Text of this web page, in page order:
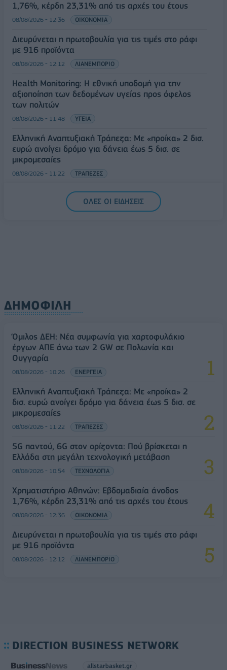
1,76%, κέρδη 23,31% από τις αρχές του έτους
08/08/2026 - 12:36 ΟΙΚΟΝΟΜΙΑ
Διευρύνεται η πρωτοβουλία για τις τιμές στο ράφι
με 916 προϊόντα
08/08/2026 - 12:12 ΛΙΑΝΕΜΠΟΡΙΟ
Health Monitoring: Η εθνική υποδομή για την
αξιοποίηση των δεδομένων υγείας προς όφελος
των πολιτών
08/08/2026 - 11:48 ΥΓΕΙΑ
Ελληνική Αναπτυξιακή Τράπεζα: Με «προίκα» 2 δισ.
ευρώ ανοίγει δρόμο για δάνεια έως 5 δισ. σε
μικρομεσαίες
08/08/2026 - 11:22 ΤΡΑΠΕΖΕΣ
5G παντού, 6G στον ορίζοντα: Πού βρίσκεται η
Ελλάδα στη μεγάλη τεχνολογική μετάβαση
ΟΛΕΣ ΟΙ ΕΙΔΗΣΕΙΣ
ΔΗΜΟΦΙΛΗ
Όμιλος ΔΕΗ: Νέα συμφωνία για χαρτοφυλάκιο
έργων ΑΠΕ άνω των 2 GW σε Πολωνία και
Ουγγαρία
08/08/2026 - 10:26 ΕΝΕΡΓΕΙΑ
Ελληνική Αναπτυξιακή Τράπεζα: Με «προίκα» 2
δισ. ευρώ ανοίγει δρόμο για δάνεια έως 5 δισ. σε
μικρομεσαίες
08/08/2026 - 11:22 ΤΡΑΠΕΖΕΣ
5G παντού, 6G στον ορίζοντα: Πού βρίσκεται η
Ελλάδα στη μεγάλη τεχνολογική μετάβαση
08/08/2026 - 10:54 ΤΕΧΝΟΛΟΓΙΑ
Χρηματιστήριο Αθηνών: Εβδομαδιαία άνοδος
1,76%, κέρδη 23,31% από τις αρχές του έτους
08/08/2026 - 12:36 ΟΙΚΟΝΟΜΙΑ
Διευρύνεται η πρωτοβουλία για τις τιμές στο ράφι
με 916 προϊόντα
08/08/2026 - 12:12 ΛΙΑΝΕΜΠΟΡΙΟ
DIRECTION BUSINESS NETWORK
allstarbasket.gr